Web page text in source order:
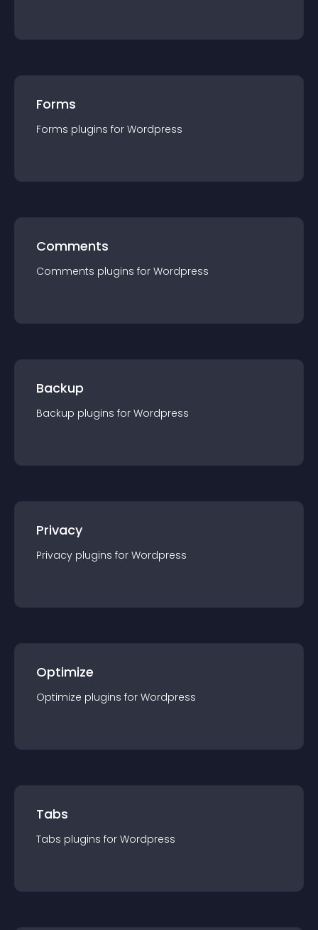
Forms
Forms plugins for Wordpress
Comments
Comments plugins for Wordpress
Backup
Backup plugins for Wordpress
Privacy
Privacy plugins for Wordpress
Optimize
Optimize plugins for Wordpress
Tabs
Tabs plugins for Wordpress